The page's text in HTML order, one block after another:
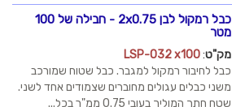
כבל רמקול לבן 2x0.75 - חבילה של 100
מטר
מק"ט:
LSP-032 x100
כבל לחיבור רמקול למגבר. כבל שטוח שמורכב
משני כבלים עגולים מחוברים שצמודים אחד לשני.
שטח חתך המוליך בעובי 0.75 ממ"ר בכל...